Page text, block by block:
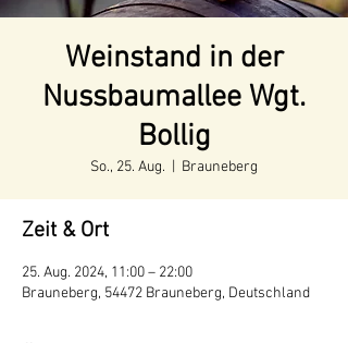
Weinstand in der
Nussbaumallee Wgt.
Bollig
So., 25. Aug. Brauneberg
Zeit & Ort
25. Aug. 2024, 11:00 – 22:00
Brauneberg, 54472 Brauneberg, Deutschland